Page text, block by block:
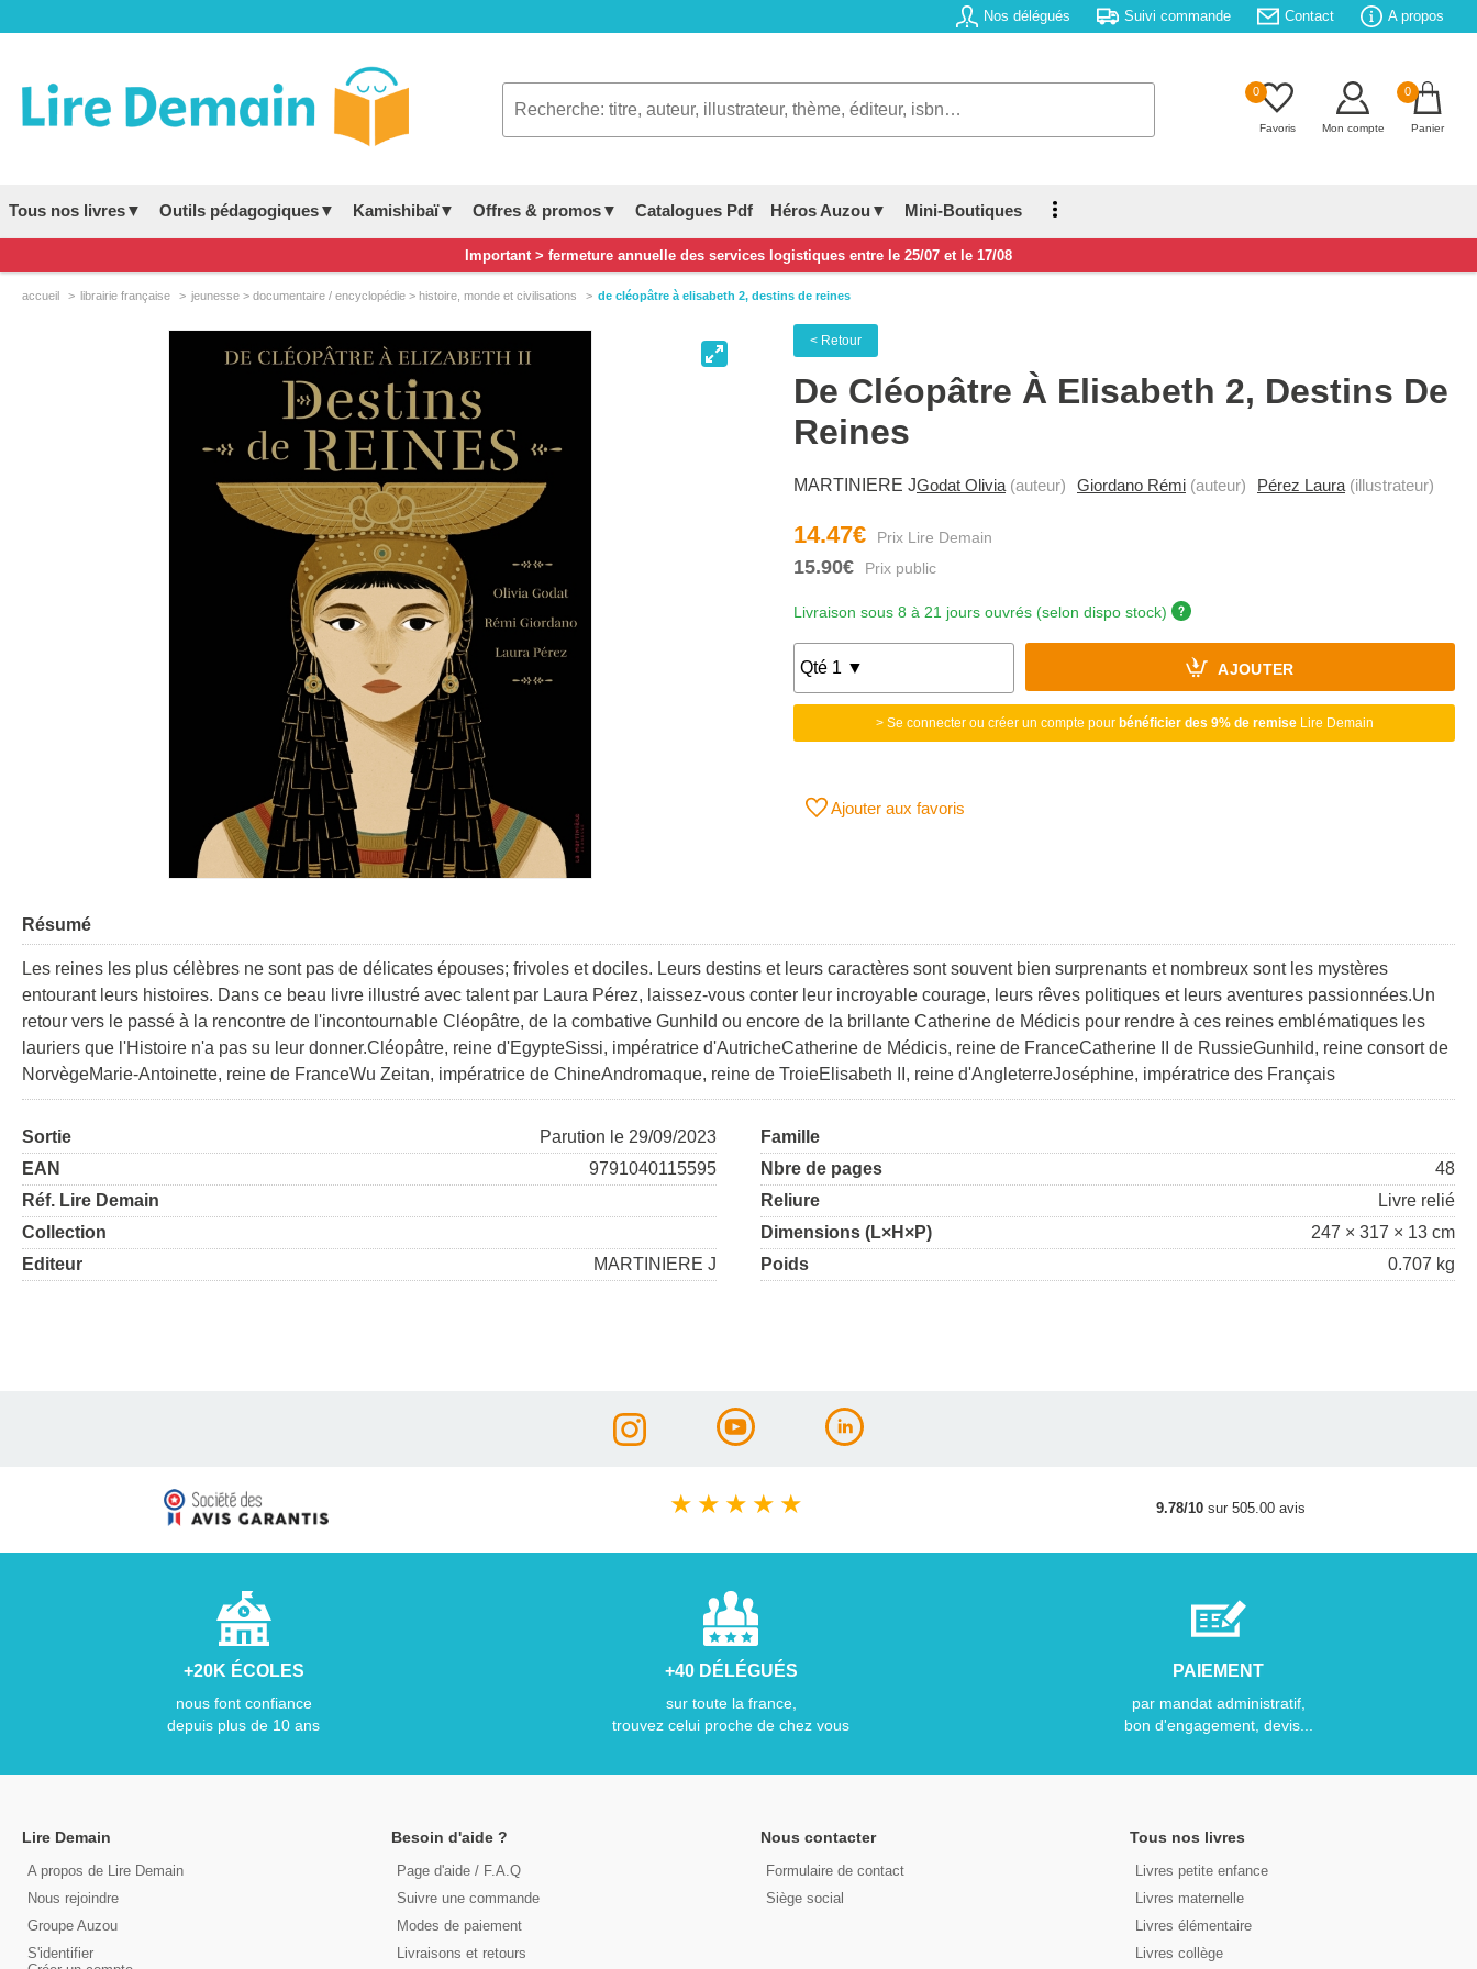
Nos délégués Suivi commande Contact A propos
0
Favoris Mon compte
0
Panier
Tous nos livres▼ Outils pédagogiques▼ Kamishibaï▼ Offres & promos▼ Catalogues Pdf Héros Auzou▼ Mini-Boutiques
Important > fermeture annuelle des services logistiques entre le 25/07 et le 17/08
accueil librairie française jeunesse > documentaire / encyclopédie > histoire, monde et civilisations de cléopâtre à elisabeth 2, destins de reines
< Retour
De Cléopâtre À Elisabeth 2, Destins De
Reines
MARTINIERE JGodat Olivia (auteur) Giordano Rémi (auteur) Pérez Laura (illustrateur)
14.47€
15.90€
Livraison sous 8 à 21 jours ouvrés (selon dispo stock)
AJOUTER
> Se connecter ou créer un compte pour bénéficier des 9% de remiseLire Demain
Ajouter aux favoris
Résumé
Les reines les plus célèbres ne sont pas de délicates épouses; frivoles et dociles. Leurs destins et leurs caractères sont souvent bien surprenants et nombreux sont les mystères
entourant leurs histoires. Dans ce beau livre illustré avec talent par Laura Pérez, laissez-vous conter leur incroyable courage, leurs rêves politiques et leurs aventures passionnées.Un
retour vers le passé à la rencontre de l'incontournable Cléopâtre, de la combative Gunhild ou encore de la brillante Catherine de Médicis pour rendre à ces reines emblématiques les
lauriers que l'Histoire n'a pas su leur donner.Cléopâtre, reine d'EgypteSissi, impératrice d'AutricheCatherine de Médicis, reine de FranceCatherine II de RussieGunhild, reine consort de
NorvègeMarie-Antoinette, reine de FranceWu Zeitan, impératrice de ChineAndromaque, reine de TroieElisabeth II, reine d'AngleterreJoséphine, impératrice des Français
Sortie
Parution le 29/09/2023
EAN
9791040115595
Réf. Lire Demain
Collection
Editeur
MARTINIERE J
Famille
Nbre de pages
48
Reliure
Livre relié
Dimensions (L×H×P)
247 × 317 × 13 cm
Poids
0.707 kg
★ ★ ★ ★ ★ 9.78/10sur 505.00 avis
+20K ÉCOLES
nous font confiance
depuis plus de 10 ans
+40 DÉLÉGUÉS
sur toute la france,
trouvez celui proche de chez vous
PAIEMENT
par mandat administratif,
bon d'engagement, devis...
Lire Demain
A propos de Lire Demain
Nous rejoindre
Groupe Auzou
S'identifier
Besoin d'aide ?
Page d'aide / F.A.Q
Suivre une commande
Modes de paiement
Livraisons et retours
Nous contacter
Formulaire de contact
Siège social
Tous nos livres
Livres petite enfance
Livres maternelle
Livres élémentaire
Livres collège